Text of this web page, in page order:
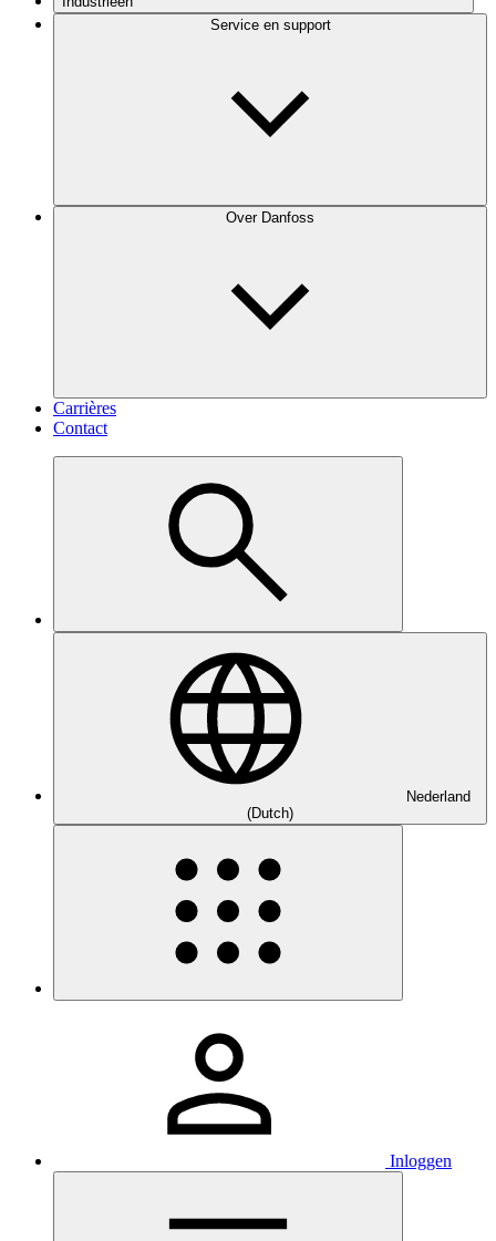
Service en support
Over Danfoss
Carrières
Contact
Nederland
(Dutch)
Inloggen